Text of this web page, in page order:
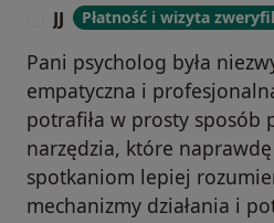
JJ Płatność i wizyta
Pani psycholog była
empatyczna i
potrafiła w prosty sposób
narzędzia, które naprawdę
spotkaniom lepiej
mechanizmy działania i